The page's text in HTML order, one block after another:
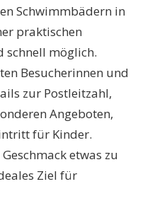
Schwimmbädern in
praktischen
schnell möglich.
Besucherinnen und
zur Postleitzahl,
Angeboten,
für Kinder.
etwas zu
Ziel für